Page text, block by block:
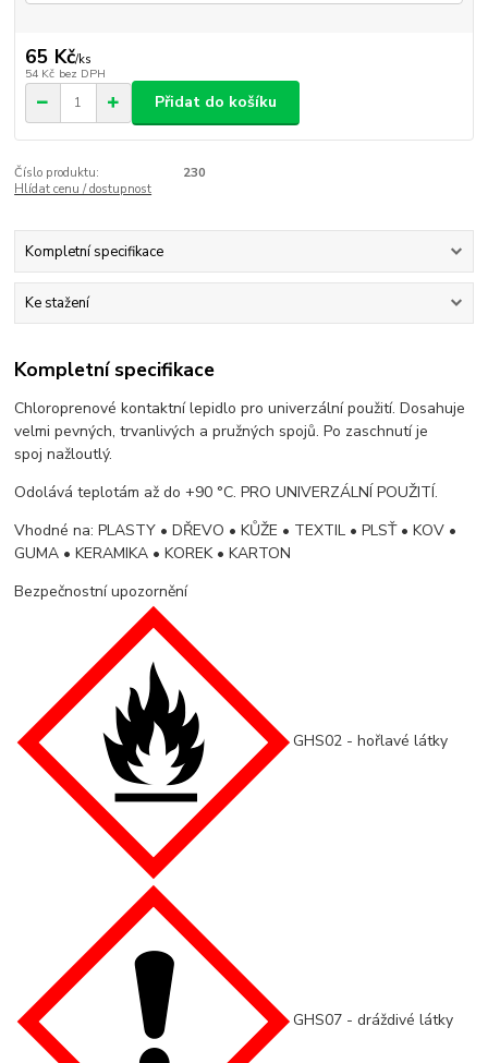
65 Kč/ks
54 Kč bez DPH
Přidat do košíku
Číslo produktu:
230
Hlídat cenu / dostupnost
Kompletní specifikace
Ke stažení
Kompletní specifikace
Chloroprenové kontaktní lepidlo pro univerzální použití. Dosahuje
velmi pevných, trvanlivých a pružných spojů. Po zaschnutí je
spoj nažloutlý.
Odolává teplotám až do +90 °C. PRO UNIVERZÁLNÍ POUŽITÍ.
Vhodné na: PLASTY • DŘEVO • KŮŽE • TEXTIL • PLSŤ • KOV •
GUMA • KERAMIKA • KOREK • KARTON
Bezpečnostní upozornění
GHS02 - hořlavé látky
GHS07 - dráždivé látky